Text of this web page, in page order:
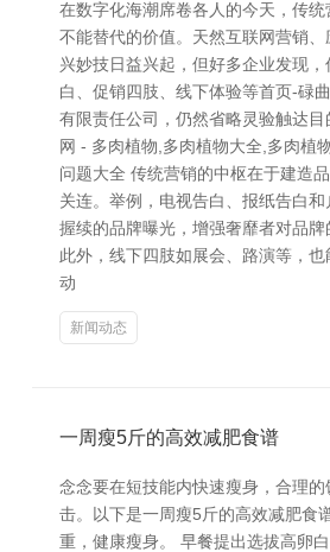
在数字化海潮席卷各人的今天，传
不能替代的价值。天然互联网营销
兴妙技日益兴起，但好多企业发现
白、促销四肢、线下体验等首页-碌
有限责任公司，仍然省略灵验触达
网 - 多肉植物,多肉植物大全,多肉植
问题大全 传统营销的中枢在于建造
关连。举例，电视告白、报纸告白
握续的品牌曝光，增强奢靡者对品牌
此外，线下四肢如展会、路演等，
动
新闻动态
一周瘦5斤的高效减肥食谱
念念要在短技能内快速瘦身，合理的
击。以下是一周瘦5斤的高效减肥食
重，健康瘦身。 早餐提出选拔高卵